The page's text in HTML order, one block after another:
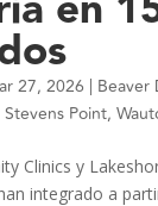
27, 2026 | Beaver
Stevens Point,
Clinics y
integrado a